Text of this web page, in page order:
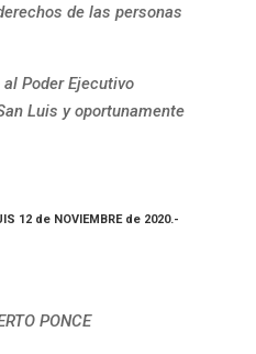
de las personas
Poder Ejecutivo
Luis y oportunamente
12 de NOVIEMBRE de 2020.-
CAMPOS
PONCE